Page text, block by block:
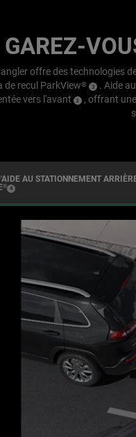
GAREZ-
offre des technologies
de recul ParkView®
(
Disclosure
3) . Aide
vers l'avant
(3 ), offrant
AU STATIONNEMENT
® (
Disclosure
4)